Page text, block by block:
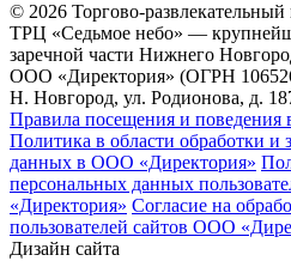
© 2026 Торгово-
ТРЦ «Седьмое небо» —
заречной части Нижнего
ООО «Директория» (ОГРН
Н. Новгород, ул. Родионова, д.
Правила посещения и
Политика в области обработки
данных в ООО «Директория»
персональных данных
«Директория» Согласие на
пользователей сайтов ООО
Дизайн сайта